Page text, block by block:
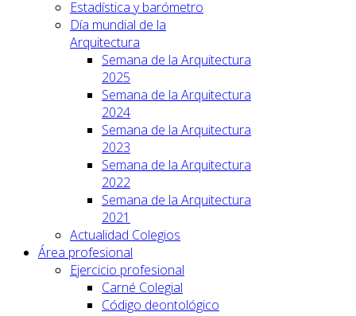
Estadística y barómetro
Día mundial de la
Arquitectura
Semana de la Arquitectura
2025
Semana de la Arquitectura
2024
Semana de la Arquitectura
2023
Semana de la Arquitectura
2022
Semana de la Arquitectura
2021
Actualidad Colegios
Área profesional
Ejercicio profesional
Carné Colegial
Código deontológico